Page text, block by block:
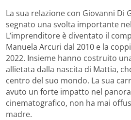
La sua relazione con Giovanni Di
segnato una svolta importante
L’imprenditore è diventato il
Manuela Arcuri dal 2010 e la
2022. Insieme hanno costruito
allietata dalla nascita di Mattia,
centro del suo mondo. La sua
avuto un forte impatto nel
cinematografico, non ha mai
madre.